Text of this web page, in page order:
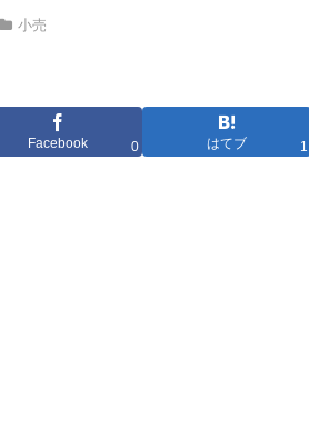
小売
Facebook 0 はてブ 1